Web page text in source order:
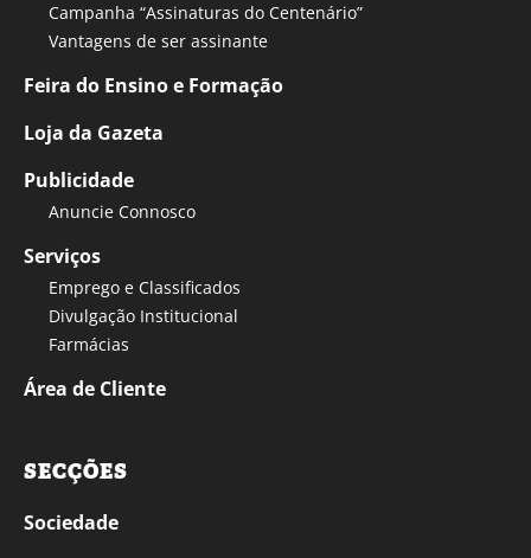
Campanha “Assinaturas do Centenário”
Vantagens de ser assinante
Feira do Ensino e Formação
Loja da Gazeta
Publicidade
Anuncie Connosco
Serviços
Emprego e Classificados
Divulgação Institucional
Farmácias
Área de Cliente
SECÇÕES
Sociedade